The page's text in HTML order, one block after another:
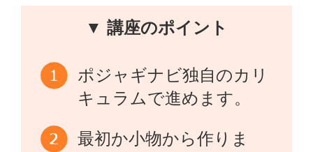
▼ 講座のポイント
ポジャギナビ独自のカリ
キュラムで進めます。
最初か小物から作りま